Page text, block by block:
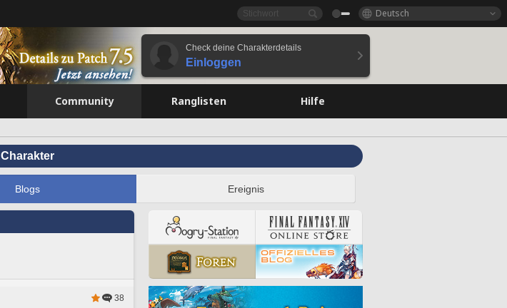
Deutsch
Check deine Charakterdetails
Einloggen
Community Ranglisten Hilfe
Charakter
Blogs Ereignis
38